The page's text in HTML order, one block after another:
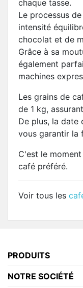
chaque tasse.
Le processus
intensité
chocolat et de
Grâce à sa
également
machines
Les grains de
de 1 kg,
De plus, la
vous garantir la
C'est le
café préféré.
Voir tous les
PRODUITS
NOTRE SOCIÉTÉ